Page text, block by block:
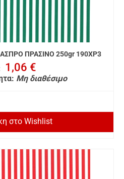
ΠΡΑΣΙΝΟ 250gr 190XP3
1,06 €
Μη διαθέσιμο
στο Wishlist